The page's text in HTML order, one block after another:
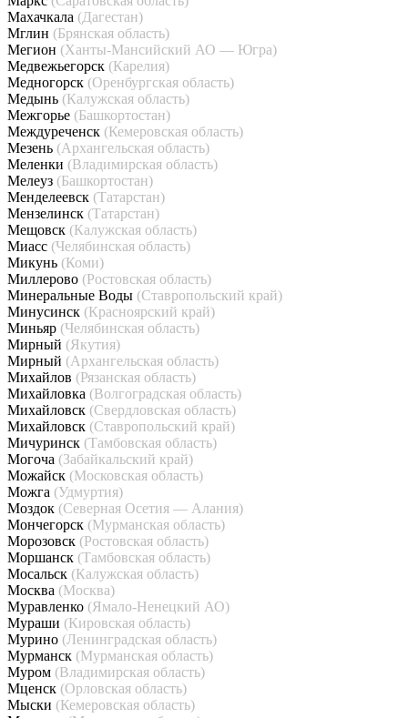
Махачкала (Дагестан)
Мглин (Брянская область)
Мегион (Ханты-Мансийский АО — Югра)
Медвежьегорск (Карелия)
Медногорск (Оренбургская область)
Медынь (Калужская область)
Межгорье (Башкортостан)
Междуреченск (Кемеровская область)
Мезень (Архангельская область)
Меленки (Владимирская область)
Мелеуз (Башкортостан)
Менделеевск (Татарстан)
Мензелинск (Татарстан)
Мещовск (Калужская область)
Миасс (Челябинская область)
Микунь (Коми)
Миллерово (Ростовская область)
Минеральные Воды (Ставропольский край)
Минусинск (Красноярский край)
Миньяр (Челябинская область)
Мирный (Якутия)
Мирный (Архангельская область)
Михайлов (Рязанская область)
Михайловка (Волгоградская область)
Михайловск (Свердловская область)
Михайловск (Ставропольский край)
Мичуринск (Тамбовская область)
Могоча (Забайкальский край)
Можайск (Московская область)
Можга (Удмуртия)
Моздок (Северная Осетия — Алания)
Мончегорск (Мурманская область)
Морозовск (Ростовская область)
Моршанск (Тамбовская область)
Мосальск (Калужская область)
Москва (Москва)
Муравленко (Ямало-Ненецкий АО)
Мураши (Кировская область)
Мурино (Ленинградская область)
Мурманск (Мурманская область)
Муром (Владимирская область)
Мценск (Орловская область)
Мыски (Кемеровская область)